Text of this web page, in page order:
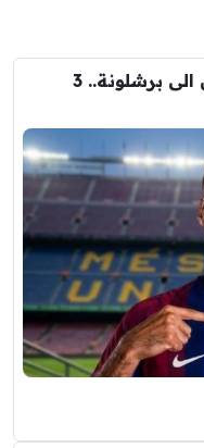
عاجل : رودري يوافق على الانتقال الى برشلونة.. 3